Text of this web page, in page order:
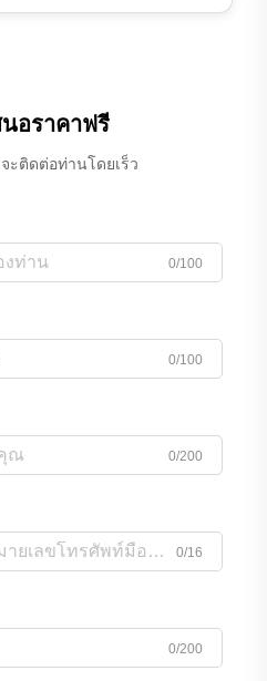
นอราคาฟรี
ะติดต่อท่านโดยเร็ว
0/100
0/100
0/200
0/16
0/200